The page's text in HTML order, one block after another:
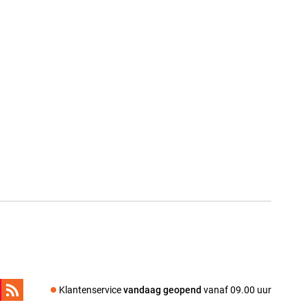
Klantenservicevandaag geopend vanaf 09.00 uur